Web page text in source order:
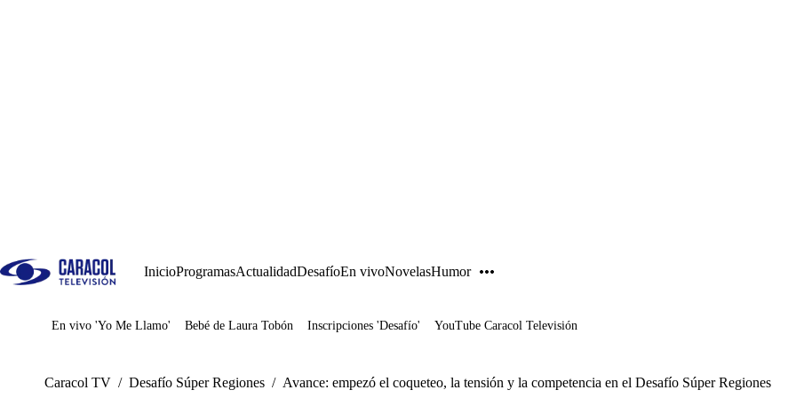
InicioProgramasActualidadDesafíoEn vivoNovelasHumor
Juegos
En vivo 'Yo Me Llamo' Bebé de Laura Tobón Inscripciones 'Desafío' YouTube Caracol Televisión
Caracol TV / Desafío Súper Regiones / Avance: empezó el coqueteo, la tensión y la competencia en el Desafío Súper Regiones